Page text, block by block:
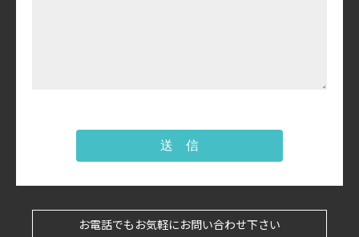
送 信
お電話でもお気軽にお問い合わせ下さい